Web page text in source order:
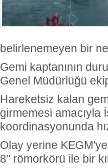
belirlenemeyen bir
Gemi kaptanının
Genel Müdürlüğü
Hareketsiz kalan
girmemesi amacıyla
koordinasyonunda
Olay yerine
8" römorkörü ile bir